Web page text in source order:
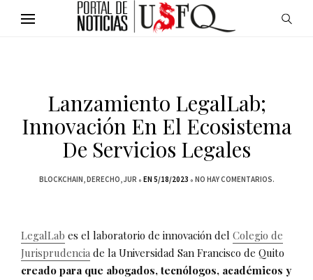
Lanzamiento LegalLab;
Innovación En El Ecosistema
De Servicios Legales
BLOCKCHAIN DERECHO JUR EN 5/18/2023 NO HAY COMENTARIOS.
LegalLab es el laboratorio de innovación del Colegio de
Jurisprudencia de la Universidad San Francisco de Quito
creado para que abogados, tecnólogos, académicos y